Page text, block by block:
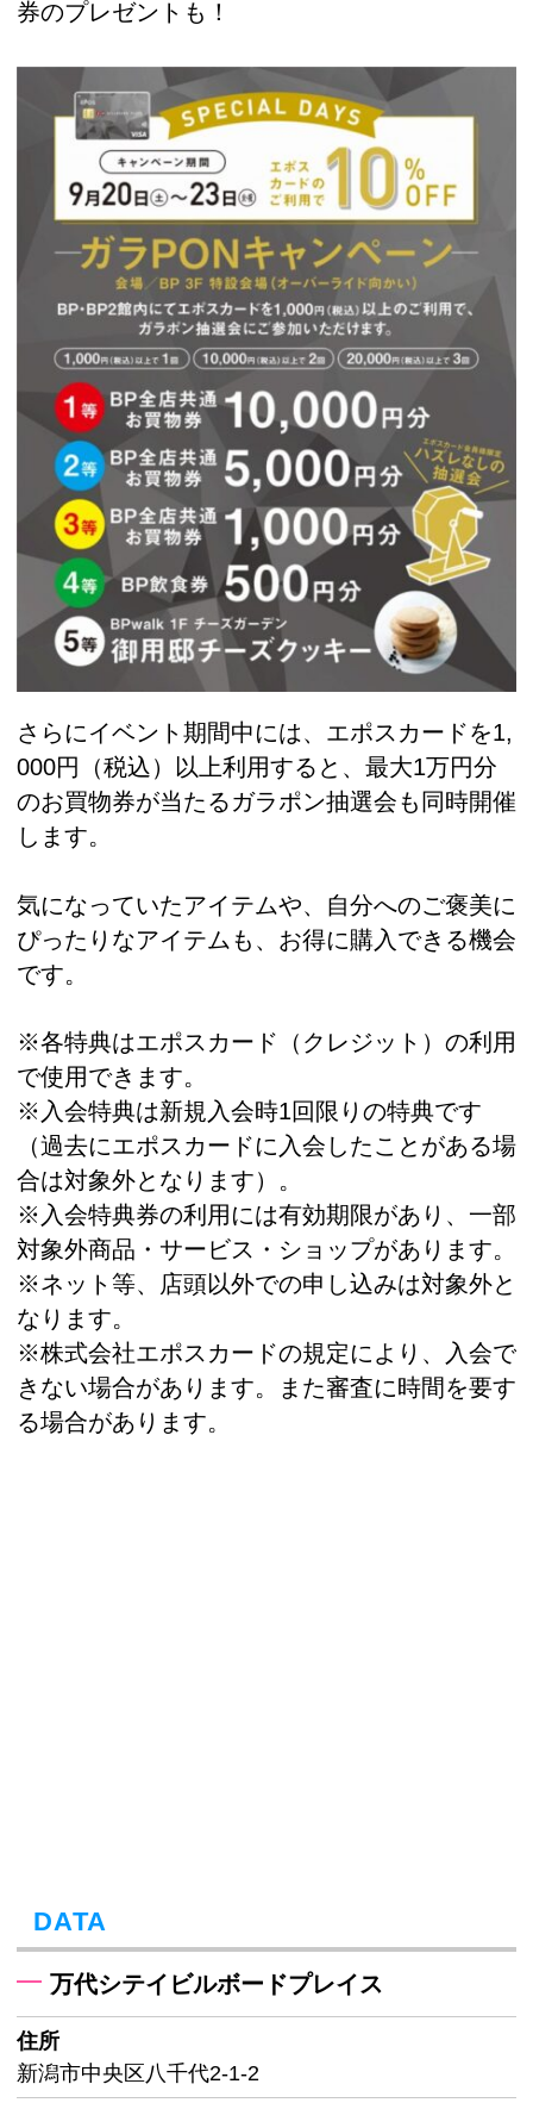
券のプレゼントも！
さらにイベント期間中には、エポスカードを1,
000円（税込）以上利用すると、最大1万円分
のお買物券が当たるガラポン抽選会も同時開催
します。
気になっていたアイテムや、自分へのご褒美に
ぴったりなアイテムも、お得に購入できる機会
です。
※各特典はエポスカード（クレジット）の利用
で使用できます。
※入会特典は新規入会時1回限りの特典です
（過去にエポスカードに入会したことがある場
合は対象外となります）。
※入会特典券の利用には有効期限があり、一部
対象外商品・サービス・ショップがあります。
※ネット等、店頭以外での申し込みは対象外と
なります。
※株式会社エポスカードの規定により、入会で
きない場合があります。また審査に時間を要す
る場合があります。
DATA
万代シテイビルボードプレイス
住所
新潟市中央区八千代2-1-2